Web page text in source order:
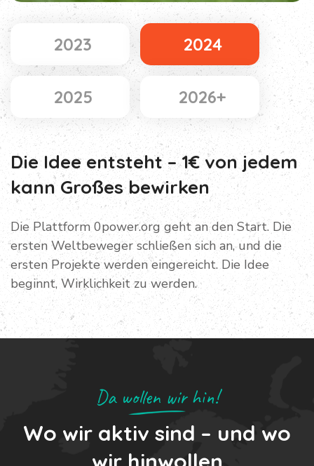
2023 2024
2025 2026+
Die Idee entsteht – 1€ von jedem
kann Großes bewirken
Die Plattform 0power.org geht an den Start. Die
ersten Weltbeweger schließen sich an, und die
ersten Projekte werden eingereicht. Die Idee
beginnt, Wirklichkeit zu werden.
Da wollen wir hin!
Wo wir aktiv sind – und wo